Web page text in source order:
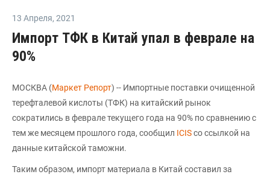
13 Апреля, 2021
Импорт ТФК в Китай упал в феврале на
90%
МОСКВА (Маркет Репорт) -- Импортные поставки очищенной
терефталевой кислоты (ТФК) на китайский рынок
сократились в феврале текущего года на 90% по сравнению с
тем же месяцем прошлого года, сообщил ICISсо ссылкой на
данные китайской таможни.
Таким образом, импорт материала в Китай составил за